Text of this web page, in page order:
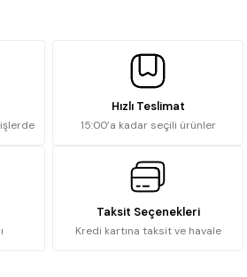
Hızlı Teslimat
15:00’a kadar seçili ürünler
Taksit Seçenekleri
Kredi kartına taksit ve havale